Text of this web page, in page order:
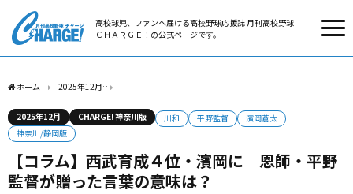
高校球児、ファンへ届ける高校野球応援誌 月刊高校野球
ＣＨＡＲＧＥ！の公式ページです。
ホーム 2025年12月
2025年12月 CHARGE! 神奈川版 川和 平野監督
濱岡蒼太
神奈川/静岡版
【コラム】西武育成４位・濱岡に 恩師・平野
監督が贈った言葉の意味は？